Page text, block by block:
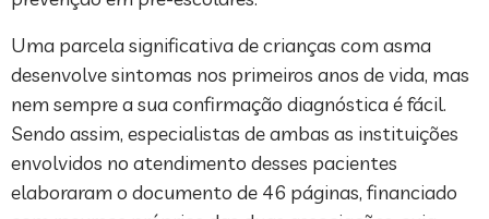
Uma parcela significativa de crianças com asma
desenvolve sintomas nos primeiros anos de vida, mas
nem sempre a sua confirmação diagnóstica é fácil.
Sendo assim, especialistas de ambas as instituições
envolvidos no atendimento desses pacientes
elaboraram o documento de 46 páginas, financiado